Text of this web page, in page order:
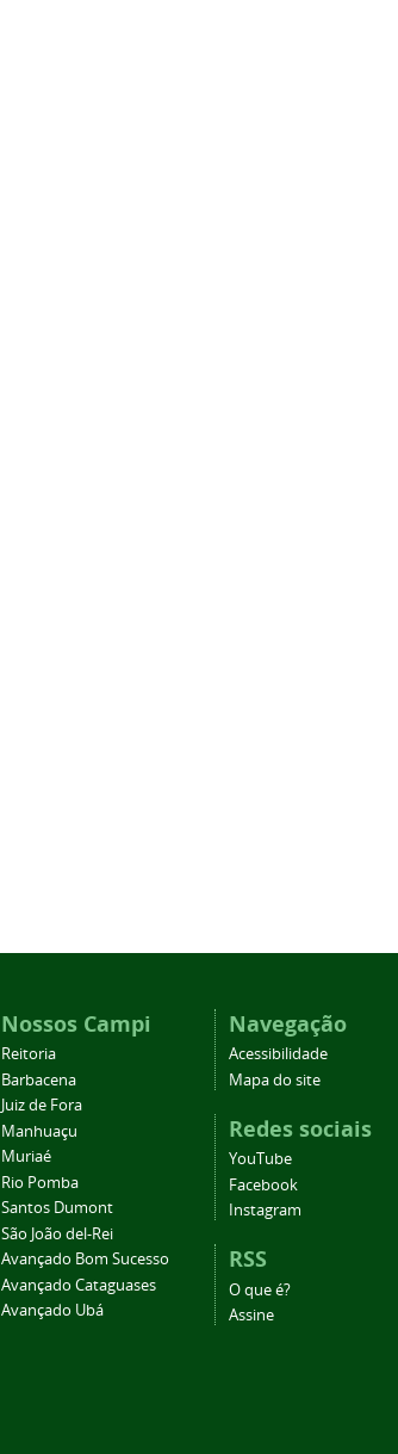
Nossos Campi
Reitoria
Barbacena
Juiz de Fora
Manhuaçu
Muriaé
Rio Pomba
Santos Dumont
São João del-Rei
Avançado Bom Sucesso
Avançado Cataguases
Avançado Ubá
Navegação
Acessibilidade
Mapa do site
Redes sociais
YouTube
Facebook
Instagram
RSS
O que é?
Assine